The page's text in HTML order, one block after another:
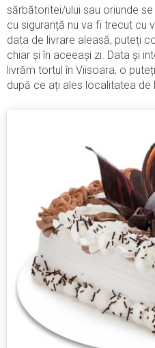
sărbătoritei/ului sau oriunde
cu siguranță nu va fi trecut cu
data de livrare aleasă, puteți
chiar și în aceeași zi. Data și
livrăm tortul în Viisoara, o
după ce ați ales localitatea de